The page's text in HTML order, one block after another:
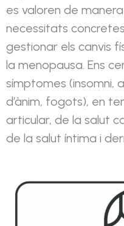
es valoren de
necessitats
gestionar els canvis
la menopausa. Ens
símptomes (insomni,
d’ànim, fogots), en
articular, de la salut
de la salut íntima i